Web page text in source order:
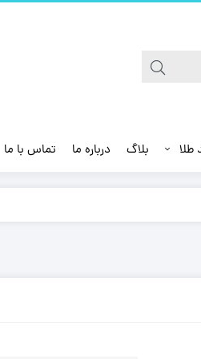
طلا بلاگ درباره ما تماس با ما